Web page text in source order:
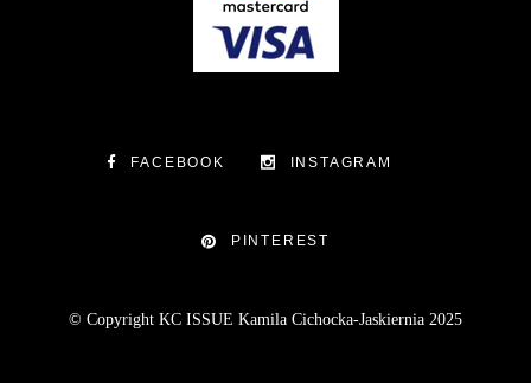
FACEBOOK INSTAGRAM
PINTEREST
© Copyright KC ISSUE Kamila Cichocka-Jaskiernia 2025